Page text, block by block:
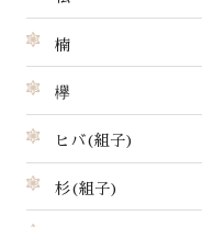
楠
欅
ヒバ(組子)
杉(組子)